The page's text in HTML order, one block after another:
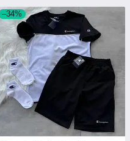
–34%